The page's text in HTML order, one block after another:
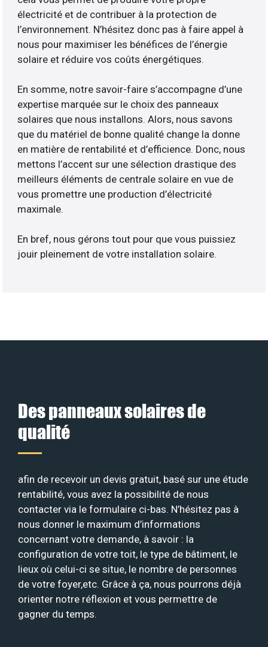
électricité et de contribuer à la protection de
l’environnement. N’hésitez donc pas à faire appel à
nous pour maximiser les bénéfices de l’énergie
solaire et réduire vos coûts énergétiques.
En somme, notre savoir-faire s’accompagne d’une
expertise marquée sur le choix des panneaux
solaires que nous installons. Alors, nous savons
que du matériel de bonne qualité change la donne
en matière de rentabilité et d’efficience. Donc, nous
mettons l’accent sur une sélection drastique des
meilleurs éléments de centrale solaire en vue de
vous promettre une production d’électricité
maximale.
En bref, nous gérons tout pour que vous puissiez
jouir pleinement de votre installation solaire.
Des panneaux solaires de
qualité
afin de recevoir un devis gratuit, basé sur une étude
rentabilité, vous avez la possibilité de nous
contacter via le formulaire ci-bas. N’hésitez pas à
nous donner le maximum d’informations
concernant votre demande, à savoir : la
configuration de votre toit, le type de bâtiment, le
lieux où celui-ci se situe, le nombre de personnes
de votre foyer,etc. Grâce à ça, nous pourrons déjà
orienter notre réflexion et vous permettre de
gagner du temps.